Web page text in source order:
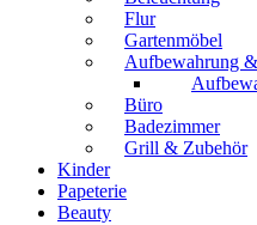
Flur
Gartenmöbel
Aufbewahrung
Büro
Badezimmer
Grill & Zubehör
Kinder
Papeterie
Beauty